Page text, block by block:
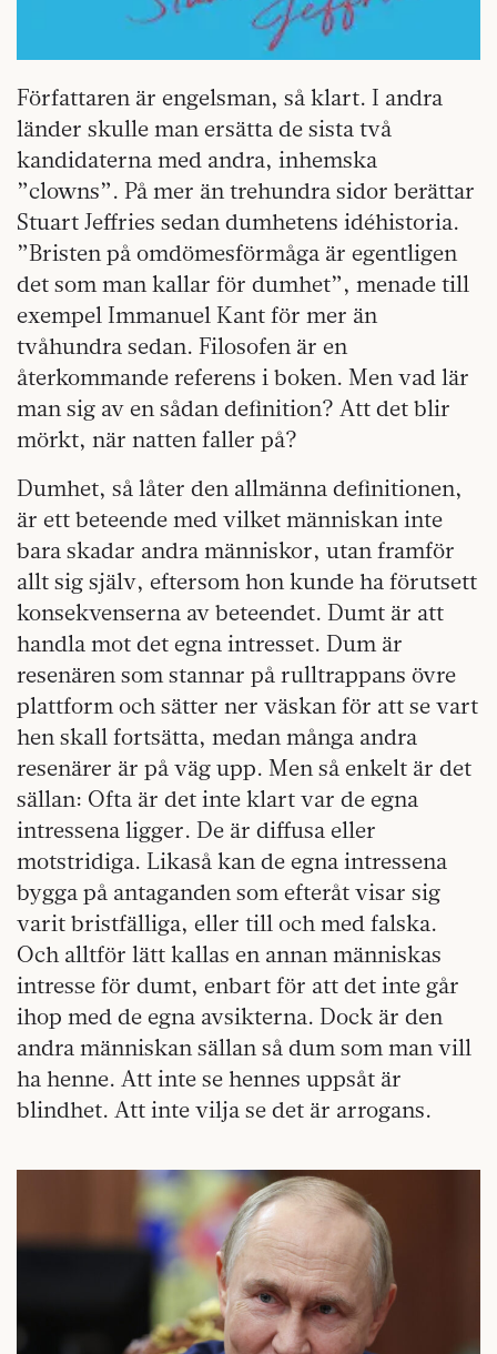
Författaren är engelsman, så klart. I andra
länder skulle man ersätta de sista två
kandidaterna med andra, inhemska
”clowns”. På mer än trehundra sidor berättar
Stuart Jeffries sedan dumhetens idéhistoria.
”Bristen på omdömesförmåga är egentligen
det som man kallar för dumhet”, menade till
exempel Immanuel Kant för mer än
tvåhundra sedan. Filosofen är en
återkommande referens i boken. Men vad lär
man sig av en sådan definition? Att det blir
mörkt, när natten faller på?
Dumhet, så låter den allmänna definitionen,
är ett beteende med vilket människan inte
bara skadar andra människor, utan framför
allt sig själv, eftersom hon kunde ha förutsett
konsekvenserna av beteendet. Dumt är att
handla mot det egna intresset. Dum är
resenären som stannar på rulltrappans övre
plattform och sätter ner väskan för att se vart
hen skall fortsätta, medan många andra
resenärer är på väg upp. Men så enkelt är det
sällan: Ofta är det inte klart var de egna
intressena ligger. De är diffusa eller
motstridiga. Likaså kan de egna intressena
bygga på antaganden som efteråt visar sig
varit bristfälliga, eller till och med falska.
Och alltför lätt kallas en annan människas
intresse för dumt, enbart för att det inte går
ihop med de egna avsikterna. Dock är den
andra människan sällan så dum som man vill
ha henne. Att inte se hennes uppsåt är
blindhet. Att inte vilja se det är arrogans.